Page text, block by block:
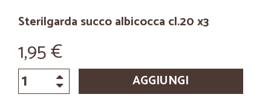
Sterilgarda succo albicocca cl.20 x3
1,95 €
AGGIUNGI